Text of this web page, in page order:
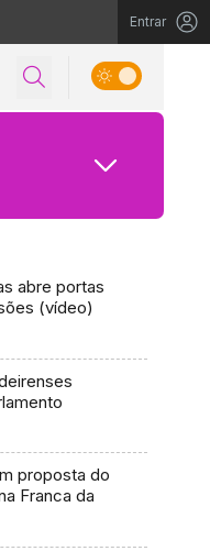
Entrar
abre portas
(vídeo)
proposta do
Franca da